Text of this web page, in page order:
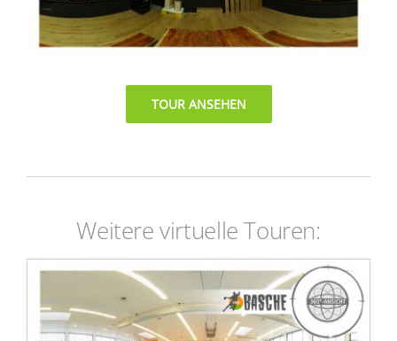
TOUR ANSEHEN
Weitere virtuelle Touren: